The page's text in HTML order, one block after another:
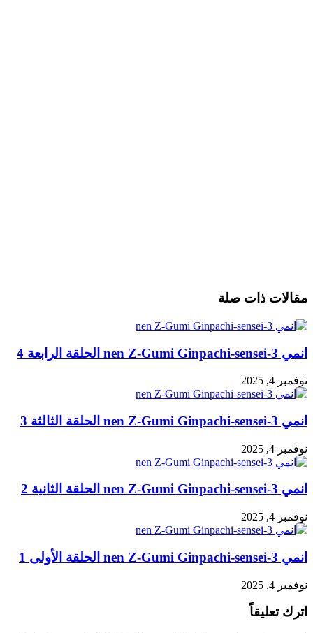
مقالات ذات صلة
انمي 3-nen Z-Gumi Ginpachi-sensei الحلقة الرابعة 4
نوفمبر 4, 2025
انمي 3-nen Z-Gumi Ginpachi-sensei الحلقة الثالثة 3
نوفمبر 4, 2025
انمي 3-nen Z-Gumi Ginpachi-sensei الحلقة الثانية 2
نوفمبر 4, 2025
انمي 3-nen Z-Gumi Ginpachi-sensei الحلقة الأولى 1
نوفمبر 4, 2025
اترك تعليقاً